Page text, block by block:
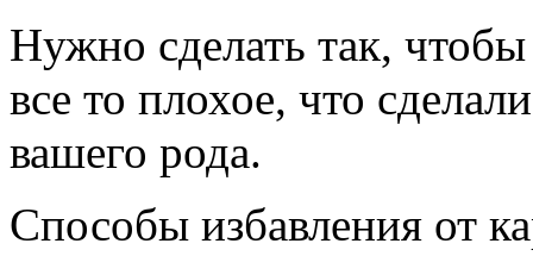
Нужно сделать так,
все то плохое, что
вашего рода.
Способы избавления от